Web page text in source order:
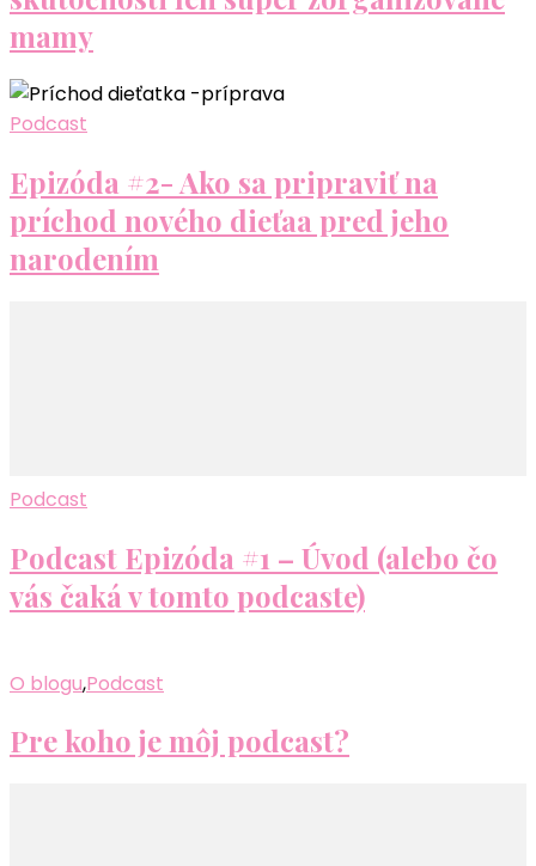
mamy
Podcast
Epizóda #2- Ako sa pripraviť na
príchod nového dieťaa pred jeho
narodením
Podcast
Podcast Epizóda #1 – Úvod (alebo čo
vás čaká v tomto podcaste)
O blogu,Podcast
Pre koho je môj podcast?